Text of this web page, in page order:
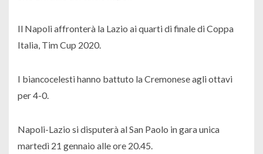
Il Napoli affronterà la Lazio ai quarti di finale di Coppa
Italia, Tim Cup 2020.
I biancocelesti hanno battuto la Cremonese agli ottavi
per 4-0.
Napoli-Lazio si disputerà al San Paolo in gara unica
martedì 21 gennaio alle ore 20.45.